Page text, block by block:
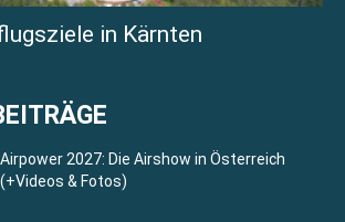
in Kärnten
Airpower 2027: Die Airshow in Österreich
(+Videos & Fotos)